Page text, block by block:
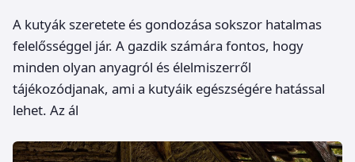
A kutyák szeretete és gondozása sokszor hatalmas
felelősséggel jár. A gazdik számára fontos, hogy
minden olyan anyagról és élelmiszerről
tájékozódjanak, ami a kutyáik egészségére hatással
lehet. Az ál